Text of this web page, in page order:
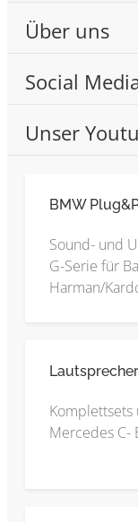
Über uns
Social
Unser
BMW
Sound- und
G-Serie für
Harman/
Mercedes C-